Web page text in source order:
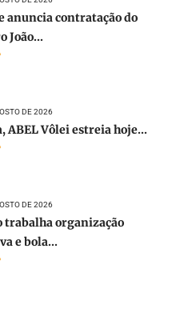
anuncia contratação do
João...
DE 2026
ABEL Vôlei estreia hoje...
DE 2026
trabalha organização
e bola...